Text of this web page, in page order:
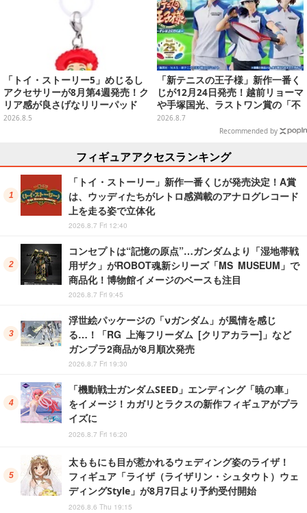
「トイ・ストーリー5」めじるし
アクセサリーが8月第4週発売！ク
リア感が良さげなリリーパッド
や、ジェシーなど全5種ラインナ
2026.8.5
「新テニスの王子様」新作一番く
じが12月24日発売！越前リョーマ
や手塚国光、ラストワン賞の「不
二周助 フィギュア」は開眼パーツ
2026.8.7
Recommended by
フィギュアアクセスランキング
「トイ・ストーリー」新作一番くじが発売決定！A賞
は、ウッディたちがレトロ感満載のアナログレコード
上を走る姿で立体化
2026.8.7 Fri 12:40
コンセプトは“記憶の原点”…ガンダムより「湿地帯戦
用ザク」がROBOT魂新シリーズ「MS MUSEUM」で
商品化！博物館イメージのベースも注目
2026.8.7 Fri 9:45
浮世絵パッケージの「νガンダム」が風情を感じ
る…！「RG 上海フリーダム [クリアカラー]」など
ガンプラ2商品が8月順次発売
2026.8.7 Fri 19:30
「機動戦士ガンダムSEED」エンディング「暁の車」
をイメージ！カガリとラクスの新作フィギュアがプラ
イズに
2026.8.7 Fri 16:20
太ももにも目が惹かれるウェディング姿のライザ！
フィギュア「ライザ（ライザリン・シュタウト）ウェ
ディングStyle」が8月7日より予約受付開始
2026.8.6 Thu 19:15